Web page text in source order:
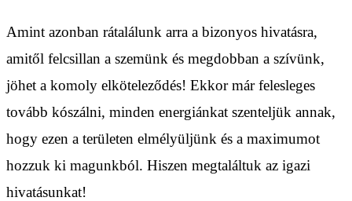
Amint azonban rátalálunk arra a bizonyos hivatásra,
amitől felcsillan a szemünk és megdobban a szívünk,
jöhet a komoly elköteleződés! Ekkor már felesleges
tovább kószálni, minden energiánkat szenteljük annak,
hogy ezen a területen elmélyüljünk és a maximumot
hozzuk ki magunkból. Hiszen megtaláltuk az igazi
hivatásunkat!